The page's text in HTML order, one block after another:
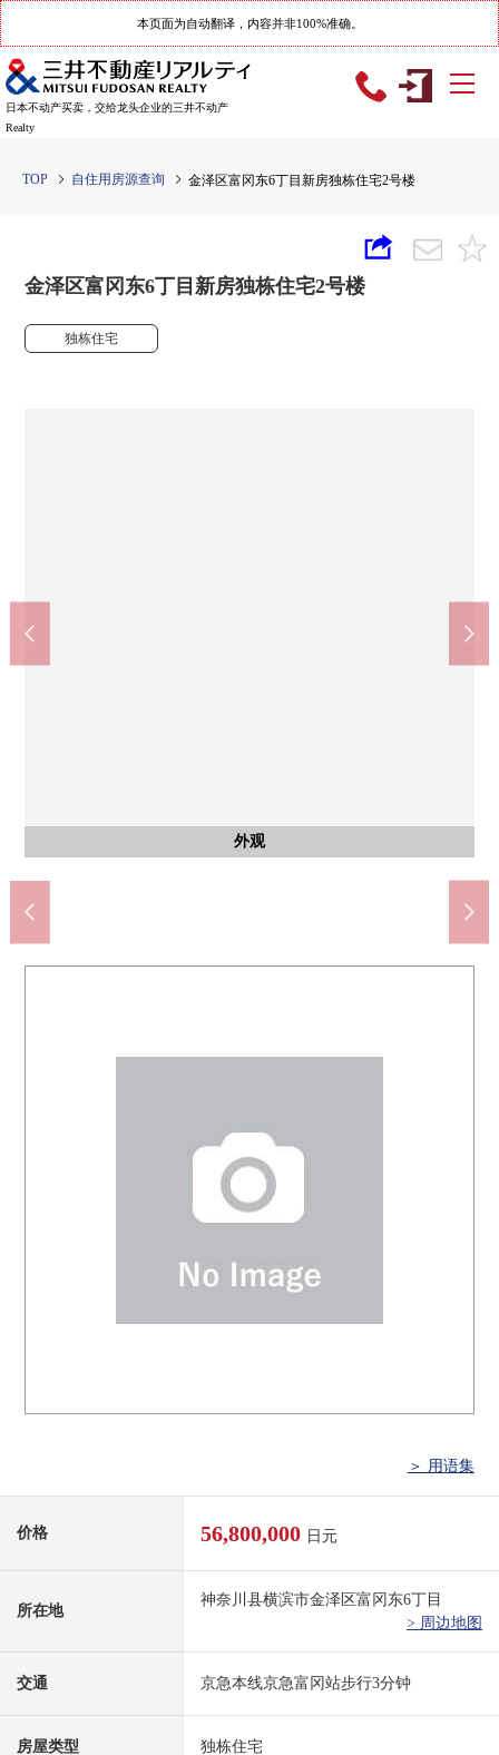
本页面为自动翻译，内容并非100%准确。
日本不动产买卖，交给龙头企业的三井不动产
Realty
TOP 自住用房源查询 金泽区富冈东6丁目新房独栋住宅2号楼
金泽区富冈东6丁目新房独栋住宅2号楼
独栋住宅
外观
外观
含有前面道路的外观
京急商店富冈商店(约210m)
成排的ＯＫ树店(约1300m)
Create SD金泽富冈东商店(约190m)
横滨富冈邮局(约370m)
有，问的内科诊所(长谷川医学的Plaza)(约240m)
横滨市立富冈小学(约710m)
富冈东中学(约990m)
＞ 用语集
价格 56,800,000 日元
所在地
神奈川县横滨市金泽区富冈东6丁目
> 周边地图
交通 京急本线京急富冈站步行3分钟
房屋类型 独栋住宅